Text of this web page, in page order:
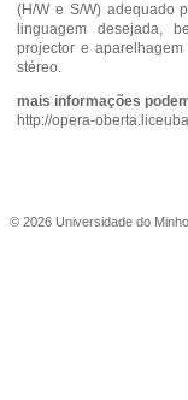
(H/W e S/W) adequado
linguagem desejada,
projector e
stéreo.
mais informações
http://opera-
© 2026 Universidade do